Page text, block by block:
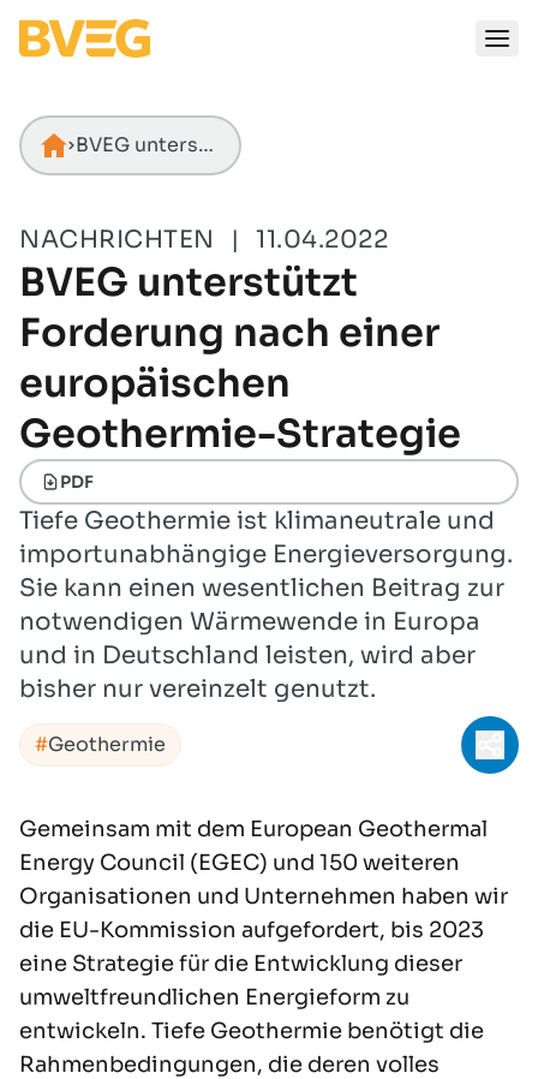
Startseite
BVEG unterstützt Forderung nach einer europäischen Geothermie-Strategie
NACHRICHTEN | 11.04.2022
BVEG unterstützt
Forderung nach einer
europäischen
Geothermie-Strategie
PDF
Tiefe Geothermie ist klimaneutrale und
importunabhängige Energieversorgung.
Sie kann einen wesentlichen Beitrag zur
notwendigen Wärmewende in Europa
und in Deutschland leisten, wird aber
bisher nur vereinzelt genutzt.
Geothermie
Gemeinsam mit dem European Geothermal
Energy Council (EGEC) und 150 weiteren
Organisationen und Unternehmen haben wir
die EU-Kommission aufgefordert, bis 2023
eine Strategie für die Entwicklung dieser
umweltfreundlichen Energieform zu
entwickeln. Tiefe Geothermie benötigt die
Rahmenbedingungen, die deren volles